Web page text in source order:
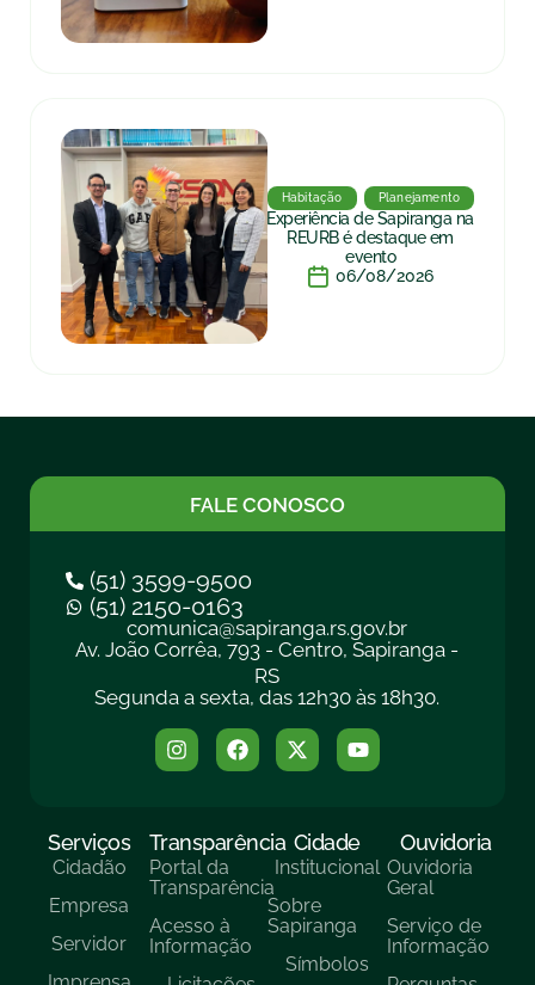
Habitação Planejamento
Experiência de Sapiranga na
REURB é destaque em
evento
06/08/2026
FALE CONOSCO
(51) 3599-9500
(51) 2150-0163
comunica@sapiranga.rs.gov.br
Av. João Corrêa, 793 - Centro, Sapiranga -
RS
Segunda a sexta, das 12h30 às 18h30.
Serviços
Cidadão
Empresa
Servidor
Transparência
Portal da
Transparência
Acesso à
Informação
Cidade
Institucional
Sobre
Sapiranga
Símbolos
Ouvidoria
Ouvidoria
Geral
Serviço de
Informação